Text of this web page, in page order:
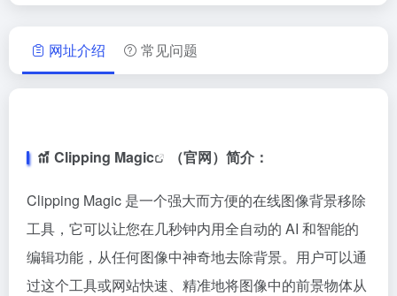
网址介绍 常见问题
Clipping Magic （官网）简介：
Clipping Magic 是一个强大而方便的在线图像背景移除
工具，它可以让您在几秒钟内用全自动的 AI 和智能的
编辑功能，从任何图像中神奇地去除背景。用户可以通
过这个工具或网站快速、精准地将图像中的前景物体从